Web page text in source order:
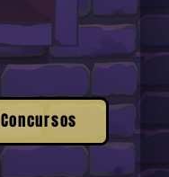
Concursos